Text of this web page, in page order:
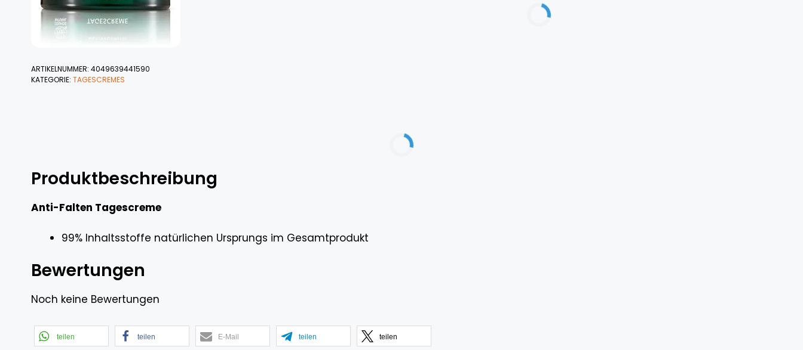
ARTIKELNUMMER: 4049639441590
KATEGORIE: TAGESCREMES
Produktbeschreibung
Anti-Falten Tagescreme
99% Inhaltsstoffe natürlichen Ursprungs im Gesamtprodukt
Bewertungen
Noch keine Bewertungen
teilen teilen E-Mail teilen teilen